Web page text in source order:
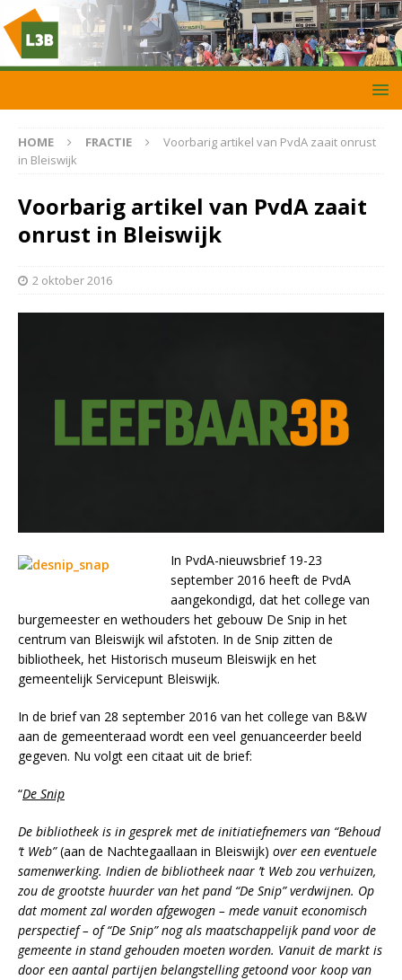
HOME FRACTIE
Voorbarig artikel van PvdA zaait onrust
in Bleiswijk
Voorbarig artikel van PvdA zaait
onrust in Bleiswijk
2 oktober 2016
In PvdA-nieuwsbrief 19-23
september 2016 heeft de PvdA
aangekondigd, dat het college van
burgemeester en wethouders het gebouw De Snip in het
centrum van Bleiswijk wil afstoten. In de Snip zitten de
bibliotheek, het Historisch museum Bleiswijk en het
gemeentelijk Servicepunt Bleiswijk.
In de brief van 28 september 2016 van het college van B&W
aan de gemeenteraad wordt een veel genuanceerder beeld
gegeven. Nu volgt een citaat uit de brief:
“De Snip
De bibliotheek is in gesprek met de initiatiefnemers van “Behoud
‘t Web”(aan de Nachtegaallaan in Bleiswijk) over een eventuele
samenwerking. Indien de bibliotheek naar ’t Web zou verhuizen,
zou de grootste huurder van het pand “De Snip” verdwijnen. Op
dat moment zal worden afgewogen – mede vanuit economisch
perspectief – of “De Snip” nog als maatschappelijk pand voor de
gemeente in stand gehouden moeten worden. Vanuit de markt is
door een aantal partijen belangstelling getoond voor koop van